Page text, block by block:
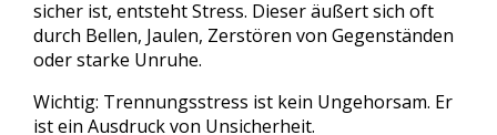
sicher ist, entsteht Stress. Dieser äußert sich oft
durch Bellen, Jaulen, Zerstören von Gegenständen
oder starke Unruhe.
Wichtig: Trennungsstress ist kein Ungehorsam. Er
ist ein Ausdruck von Unsicherheit.